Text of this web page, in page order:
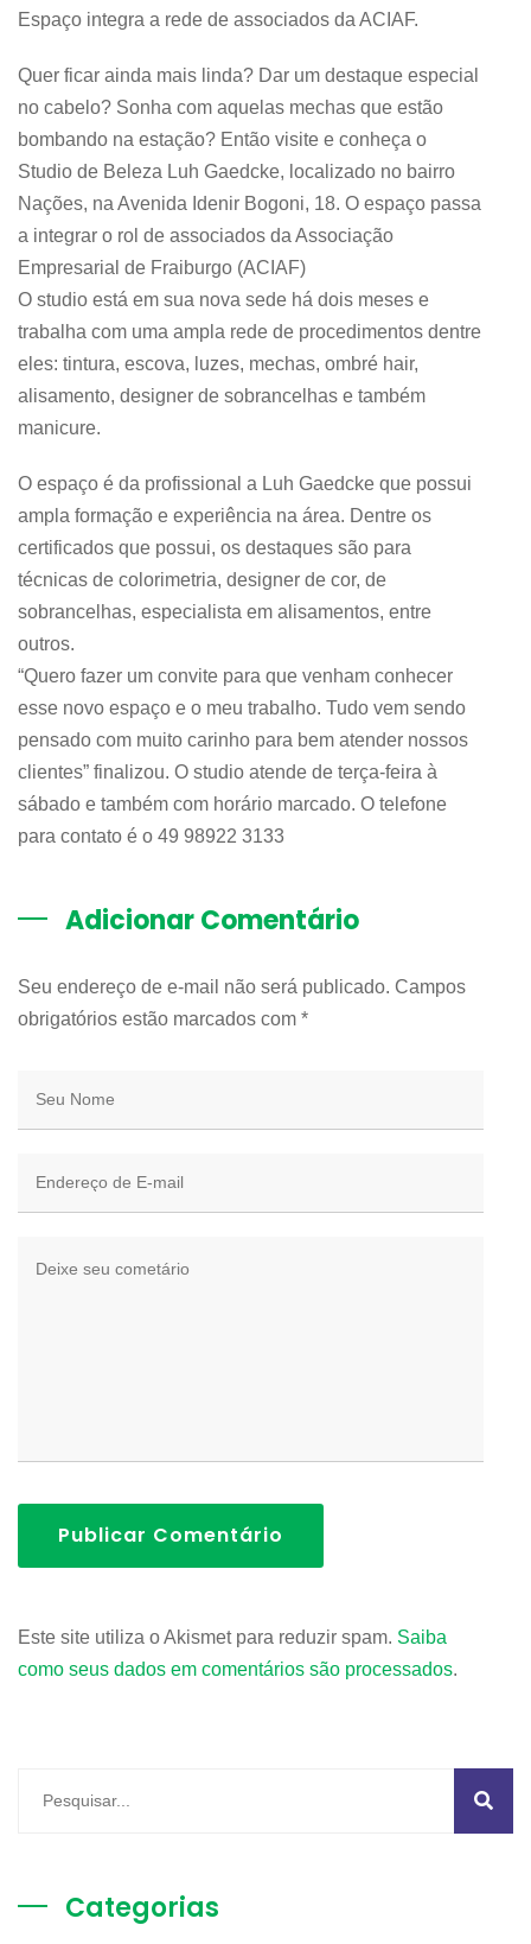
Espaço integra a rede de associados da ACIAF.
Quer ficar ainda mais linda? Dar um destaque especial
no cabelo? Sonha com aquelas mechas que estão
bombando na estação? Então visite e conheça o
Studio de Beleza Luh Gaedcke, localizado no bairro
Nações, na Avenida Idenir Bogoni, 18. O espaço passa
a integrar o rol de associados da Associação
Empresarial de Fraiburgo (ACIAF)
O studio está em sua nova sede há dois meses e
trabalha com uma ampla rede de procedimentos dentre
eles: tintura, escova, luzes, mechas, ombré hair,
alisamento, designer de sobrancelhas e também
manicure.
O espaço é da profissional a Luh Gaedcke que possui
ampla formação e experiência na área. Dentre os
certificados que possui, os destaques são para
técnicas de colorimetria, designer de cor, de
sobrancelhas, especialista em alisamentos, entre
outros.
“Quero fazer um convite para que venham conhecer
esse novo espaço e o meu trabalho. Tudo vem sendo
pensado com muito carinho para bem atender nossos
clientes” finalizou. O studio atende de terça-feira à
sábado e também com horário marcado. O telefone
para contato é o 49 98922 3133
Adicionar Comentário
Seu endereço de e-mail não será publicado. Campos
obrigatórios estão marcados com *
Publicar Comentário
Este site utiliza o Akismet para reduzir spam. Saiba
como seus dados em comentários são processados.
Categorias